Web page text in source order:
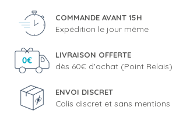
COMMANDE AVANT 15H
Expédition le jour même
LIVRAISON OFFERTE
dès 60€ d'achat (Point Relais)
ENVOI DISCRET
Colis discret et sans mentions